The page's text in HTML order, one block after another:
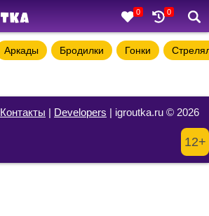
0 0
Аркады Бродилки Гонки
Контакты | Developers | igroutka.ru © 2026
12+